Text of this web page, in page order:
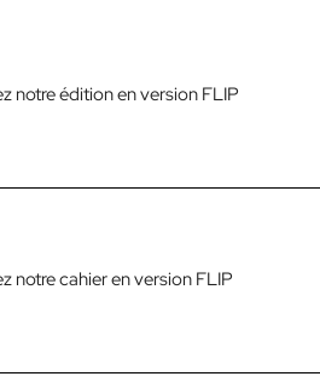
notre édition en version FLIP
notre cahier en version FLIP